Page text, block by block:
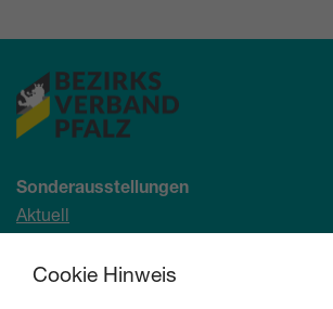
Sonderausstellungen
Aktuell
Archiv
Cookie Hinweis